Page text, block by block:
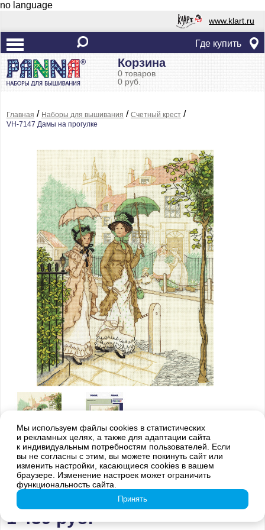
no language
www.klart.ru
Где купить
Корзина
0 товаров
0 руб.
Главная / Наборы для вышивания / Счетный крест /
VH-7147 Дамы на прогулке
Внимание! Оттенки цветов готовой вышивки могут отличаться от
изображения на обложке из-за погрешностей цветопередачи
VH-7147 Дамы на прогулке
1 439руб.
Мы используем файлы cookies в статистических
и рекламных целях, а также для адаптации сайта
к индивидуальным потребностям пользователей. Если
вы не согласны с этим, вы можете покинуть сайт или
изменить настройки, касающиеся cookies в вашем
браузере. Изменение настроек может ограничить
функциональность сайта.
Принять